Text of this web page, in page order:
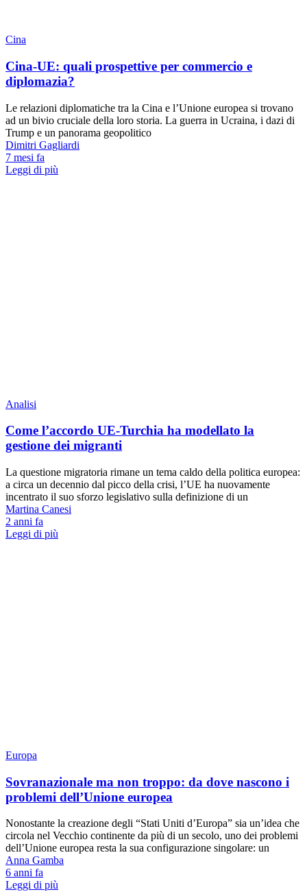
Cina
Cina-UE: quali prospettive per commercio e
diplomazia?
Le relazioni diplomatiche tra la Cina e l’Unione europea si trovano
ad un bivio cruciale della loro storia. La guerra in Ucraina, i dazi di
Trump e un panorama geopolitico
Dimitri Gagliardi
7 mesi fa
Leggi di più
Analisi
Come l’accordo UE-Turchia ha modellato la
gestione dei migranti
La questione migratoria rimane un tema caldo della politica europea:
a circa un decennio dal picco della crisi, l’UE ha nuovamente
incentrato il suo sforzo legislativo sulla definizione di un
Martina Canesi
2 anni fa
Leggi di più
Europa
Sovranazionale ma non troppo: da dove nascono i
problemi dell’Unione europea
Nonostante la creazione degli “Stati Uniti d’Europa” sia un’idea che
circola nel Vecchio continente da più di un secolo, uno dei problemi
dell’Unione europea resta la sua configurazione singolare: un
Anna Gamba
6 anni fa
Leggi di più